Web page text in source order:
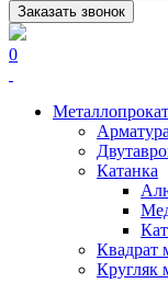
Заказать звонок
0
Металлопрокат
Арматура
Катанка
Квадрат
Кругляк